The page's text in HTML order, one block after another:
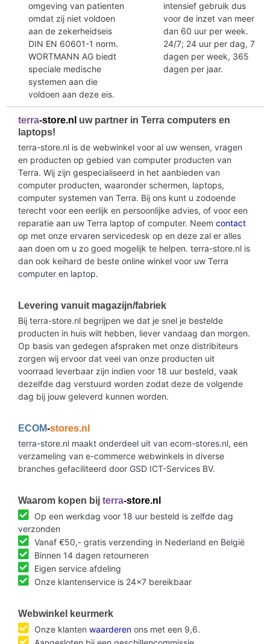
omgeving van patienten
omdat zij niet voldoen
aan de zekerheidseis
DIN EN 60601-1 norm.
WORTMANN AG biedt
speciale medische
systemen aan die
voldoen aan deze eis.
intensief gebruik dus
voor de inzet van meer
dan 60 uur per week.
24/7; 24 uur per dag, 7
dagen per week, 365
dagen per jaar.
terra-store.nl uw partner in Terra computers en
laptops!
terra-store.nl is de webwinkel voor al uw wensen, vragen
en producten op gebied van computer producten van
Terra. Wij zijn gespecialiseerd in het aanbieden van
computer producten, waaronder schermen, laptops,
computer systemen van Terra. Bij ons kunt u zodoende
terecht voor een eerlijk en persoonlijke advies, of voor een
reparatie aan uw Terra laptop of computer. Neem contact
op met onze ervaren servicedesk op en deze zal er alles
aan doen om u zo goed mogelijk te helpen. terra-store.nl is
dan ook keihard de beste online winkel voor uw Terra
computer en laptop.
Levering vanuit magazijn/fabriek
Bij terra-store.nl begrijpen we dat je snel je bestelde
producten in huis wilt hebben, liever vandaag dan morgen.
Op basis van gedegen afspraken met onze distribiteurs
zorgen wij ervoor dat veel van onze producten uit
voorraad leverbaar zijn indien voor 18 uur besteld, vaak
dezelfde dag verstuurd worden zodat deze de volgende
dag bij jouw geleverd kunnen worden.
ECOM-stores.nl
terra-store.nl maakt onderdeel uit van ecom-stores.nl, een
verzameling van e-commerce webwinkels in diverse
branches gefaciliteerd door GSD ICT-Services BV.
Waarom kopen bij terra-store.nl
Op een werkdag voor 18 uur besteld is zelfde dag
verzonden
Vanaf €50,- gratis verzending in Nederland en België
Binnen 14 dagen retourneren
Eigen service afdeling
Onze klantenservice is 24x7 bereikbaar
Webwinkel keurmerk
Onze klanten waarderen ons met een 9,6.